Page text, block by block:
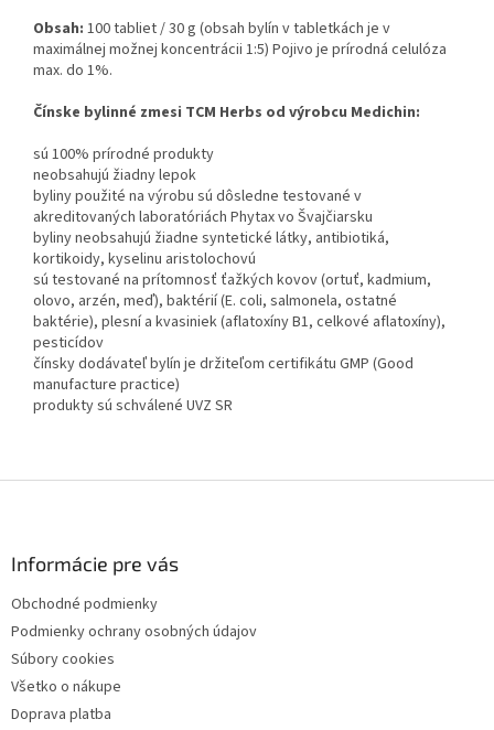
Obsah: 100 tabliet / 30 g (obsah bylín v tabletkách je v
maximálnej možnej koncentrácii 1:5) Pojivo je prírodná celulóza
max. do 1%.
Čínske bylinné zmesi TCM Herbs od výrobcu Medichin:
sú 100% prírodné produkty
neobsahujú žiadny lepok
byliny použité na výrobu sú dôsledne testované v
akreditovaných laboratóriách Phytax vo Švajčiarsku
byliny neobsahujú žiadne syntetické látky, antibiotiká,
kortikoidy, kyselinu aristolochovú
sú testované na prítomnosť ťažkých kovov (ortuť, kadmium,
olovo, arzén, meď), baktérií (E. coli, salmonela, ostatné
baktérie), plesní a kvasiniek (aflatoxíny B1, celkové aflatoxíny),
pesticídov
čínsky dodávateľ bylín je držiteľom certifikátu GMP (Good
manufacture practice)
produkty sú schválené UVZ SR
Informácie pre vás
Obchodné podmienky
Podmienky ochrany osobných údajov
Súbory cookies
Všetko o nákupe
Doprava platba